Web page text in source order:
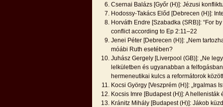
Csernai Balázs [Győr (H)]: Jézusi
Hodossy-Takács Előd [Debrecen (H)]:
Horváth Endre [Szabadka (SRB)]: “For
conflict according to Ep 2:11–22
Jenei Péter [Debrecen (H)]: „Nem
móábi Ruth esetében?
Juhász Gergely [Liverpool (GB)]: „Ne
lelkületben és ugyanabban a
hermeneutikai kulcs a reformátorok
Kocsi György [Veszprém (H)]: „Irgalmas
Kocsis Imre [Budapest (H)]: A
Kránitz Mihály [Budapest (H)]: Jákob